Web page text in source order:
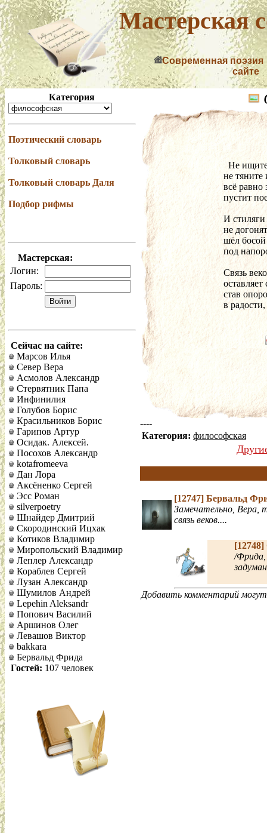
Мастерская
Современная поэзия
сайте
Категория
Поэтический словарь
Толковый словарь
Толковый словарь Даля
Подбор рифмы
Мастерская:
Логин:
Пароль:
Сейчас на сайте:
Марсов Илья
Север Вера
Асмолов Александр
Стервятник Папа
Инфинилия
Голубов Борис
Красильников Борис
Гарипов Артур
Осидак. Алексей.
Посохов Александр
kotafromeeva
Дан Лора
Аксёненко Сергей
Эсс Роман
silverpoetry
Шнайдер Дмитрий
Скородинский Ицхак
Котиков Владимир
Миропольский Владимир
Леплер Александр
Кораблев Сергей
Лузан Александр
Шумилов Андрей
Lepehin Aleksandr
Попович Василий
Аршинов Олег
Левашов Виктор
bakkara
Бервальд Фрида
Гостей: 107 человек
Не
не тяните
всё равно
пустит
И стиляги
не
шёл
под
Связь
оставляет
став
в
----
Категория: философская
[12747] Бервальд
Замечательно, Вера,
связь веков....
[12748]
/Фрида,
Добавить комментарий